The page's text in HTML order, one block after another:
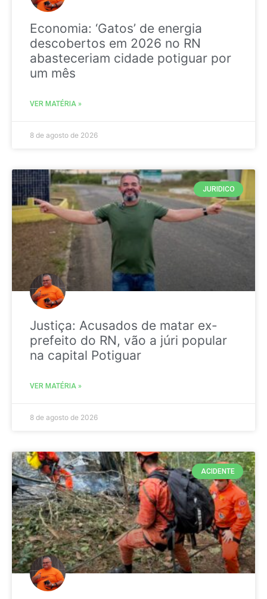
Economia: ‘Gatos’ de energia
descobertos em 2026 no RN
abasteceriam cidade potiguar por
um mês
VER MATÉRIA »
8 de agosto de 2026
JURIDICO
Justiça: Acusados de matar ex-
prefeito do RN, vão a júri popular
na capital Potiguar
VER MATÉRIA »
8 de agosto de 2026
ACIDENTE